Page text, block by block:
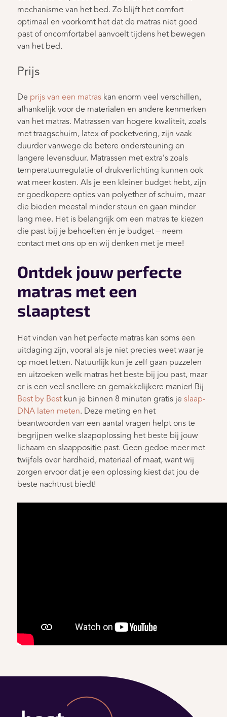
mechanisme van het bed. Zo blijft het comfort
optimaal en voorkomt het dat de matras niet goed
past of oncomfortabel aanvoelt tijdens het bewegen
van het bed.
Prijs
De prijs van een matras kan enorm veel verschillen,
afhankelijk voor de materialen en andere kenmerken
van het matras. Matrassen van hogere kwaliteit, zoals
met traagschuim, latex of pocketvering, zijn vaak
duurder vanwege de betere ondersteuning en
langere levensduur. Matrassen met extra’s zoals
temperatuurregulatie of drukverlichting kunnen ook
wat meer kosten. Als je een kleiner budget hebt, zijn
er goedkopere opties van polyether of schuim, maar
die bieden meestal minder steun en gaan minder
lang mee. Het is belangrijk om een matras te kiezen
die past bij je behoeften én je budget – neem
contact met ons op en wij denken met je mee!
Ontdek jouw perfecte
matras met een
slaaptest
Het vinden van het perfecte matras kan soms een
uitdaging zijn, vooral als je niet precies weet waar je
op moet letten. Natuurlijk kun je zelf gaan puzzelen
en uitzoeken welk matras het beste bij jou past, maar
er is een veel snellere en gemakkelijkere manier! Bij
Best by Best kun je binnen 8 minuten gratis jeslaap-
DNA laten meten. Deze meting en het
beantwoorden van een aantal vragen helpt ons te
begrijpen welke slaapoplossing het beste bij jouw
lichaam en slaappositie past. Geen gedoe meer met
twijfels over hardheid, materiaal of maat, want wij
zorgen ervoor dat je een oplossing kiest dat jou de
beste nachtrust biedt!